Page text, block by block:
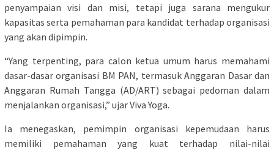
penyampaian visi dan misi, tetapi juga sarana mengukur
kapasitas serta pemahaman para kandidat terhadap organisasi
yang akan dipimpin.
“Yang terpenting, para calon ketua umum harus memahami
dasar-dasar organisasi BM PAN, termasuk Anggaran Dasar dan
Anggaran Rumah Tangga (AD/ART) sebagai pedoman dalam
menjalankan organisasi,” ujar Viva Yoga.
Ia menegaskan, pemimpin organisasi kepemudaan harus
memiliki pemahaman yang kuat terhadap nilai-nilai